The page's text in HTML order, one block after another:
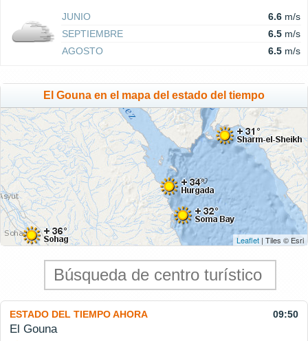
JUNIO
6.6 m/s
SEPTIEMBRE
6.5 m/s
AGOSTO
6.5 m/s
El Gouna en el mapa del estado del tiempo
Leaflet | Tiles © Esri
ESTADO DEL TIEMPO AHORA 09:50
El Gouna